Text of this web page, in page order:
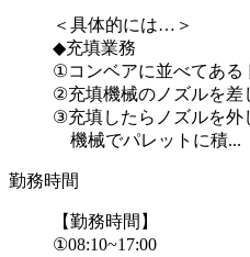
＜具体的には…＞
◆充填業務
①コンベアに並べてある
②充填機械のノズルを差
③充填したらノズルを
機械でパレットに積...
勤務時間
【勤務時間】
①08:10~17:00